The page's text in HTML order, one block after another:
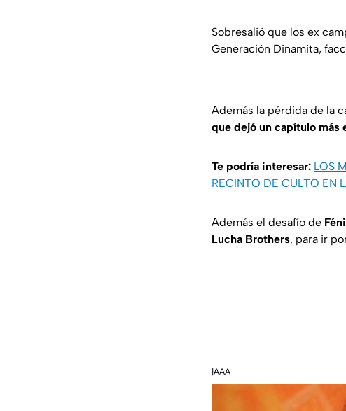
Sobresalió que los ex
Generación Dinamita,
Además la pérdida de la
que dejó un capítulo más
Te podría interesar: LOS
RECINTO DE CULTO EN
Además el desafío de
Lucha Brothers, para ir
|AAA